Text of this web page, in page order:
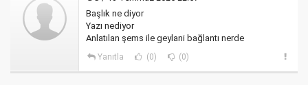
Başlık ne diyor
Yazı nediyor
Anlatılan şems ile geylani bağlantı nerde
Yanıtla (0) (0)